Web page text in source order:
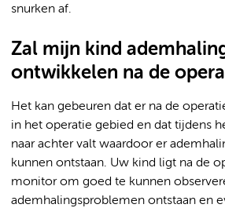
snurken af.
Zal mijn kind
ontwikkelen na de
Het kan gebeuren dat er na de
in het operatie gebied en dat tijdens
naar achter valt waardoor er
kunnen ontstaan. Uw kind ligt na de
monitor om goed te kunnen
ademhalingsproblemen ontstaan en